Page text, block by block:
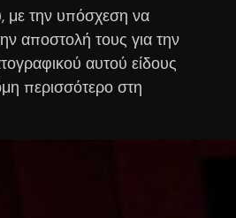
με την υπόσχεση να
αποστολή τους για την
αυτού είδους
περισσότερο στη